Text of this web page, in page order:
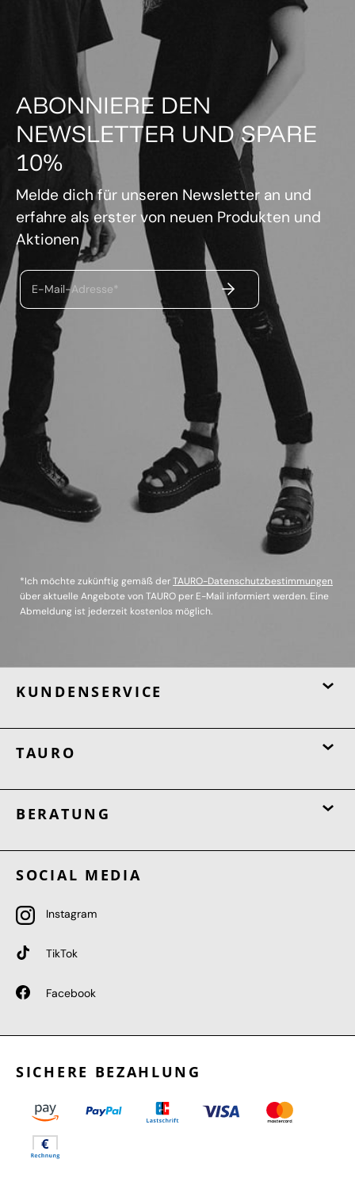
ABONNIERE DEN
NEWSLETTER UND SPARE
10%
Melde dich für unseren Newsletter an und
erfahre als erster von neuen Produkten und
Aktionen
E-Mail-Adresse* ABSENDEN
*Ich möchte zukünftig gemäß derTAURO-Datenschutzbestimmungen
über aktuelle Angebote von TAURO per E-Mail informiert werden. Eine
Abmeldung ist jederzeit kostenlos möglich.
KUNDENSERVICE
TAURO
BERATUNG
SOCIAL MEDIA
Instagram
TikTok
Facebook
SICHERE BEZAHLUNG